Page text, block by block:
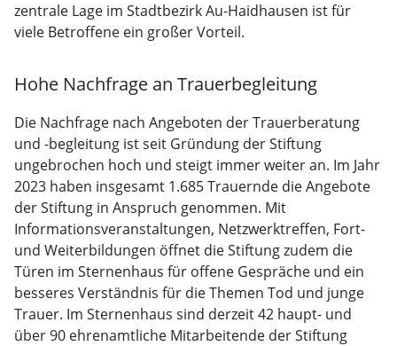
zentrale Lage im Stadtbezirk Au-Haidhausen ist für
viele Betroffene ein großer Vorteil.
Hohe Nachfrage an Trauerbegleitung
Die Nachfrage nach Angeboten der Trauerberatung
und -begleitung ist seit Gründung der Stiftung
ungebrochen hoch und steigt immer weiter an. Im Jahr
2023 haben insgesamt 1.685 Trauernde die Angebote
der Stiftung in Anspruch genommen. Mit
Informationsveranstaltungen, Netzwerktreffen, Fort-
und Weiterbildungen öffnet die Stiftung zudem die
Türen im Sternenhaus für offene Gespräche und ein
besseres Verständnis für die Themen Tod und junge
Trauer. Im Sternenhaus sind derzeit 42 haupt- und
über 90 ehrenamtliche Mitarbeitende der Stiftung